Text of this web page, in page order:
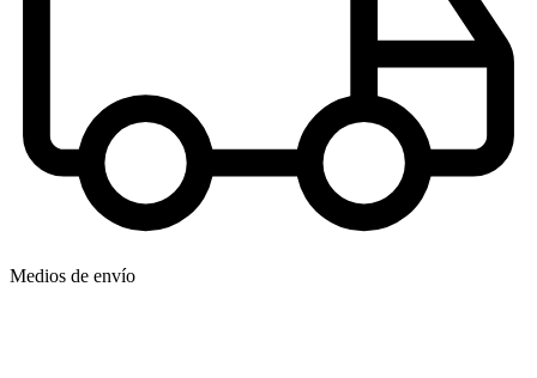
Medios de envío